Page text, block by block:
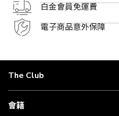
白金會員免運費
電子商品意外保障
The Club
關於 The Club
合作夥伴
會籍